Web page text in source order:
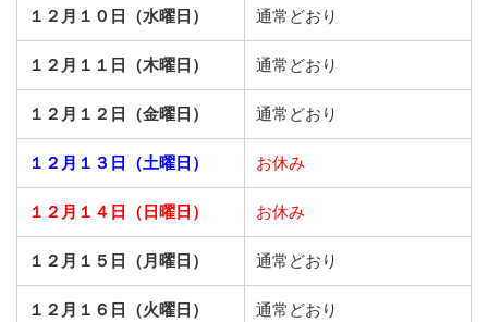
１２月１０日（水曜日） 通常どおり
１２月１１日（木曜日） 通常どおり
１２月１２日（金曜日） 通常どおり
１２月１３日（土曜日） お休み
１２月１４日（日曜日） お休み
１２月１５日（月曜日） 通常どおり
１２月１６日（火曜日） 通常どおり